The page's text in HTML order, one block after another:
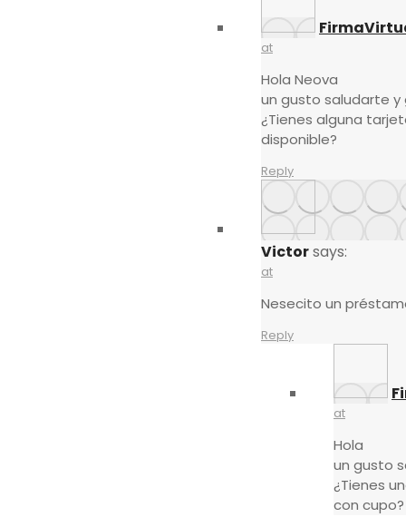
at
Hola Neova
un gusto saludarte y
¿Tienes alguna
disponible?
Reply
Victorsays:
at
Nesecito un
Reply
at
Hola
un gusto
¿Tienes
con cupo?